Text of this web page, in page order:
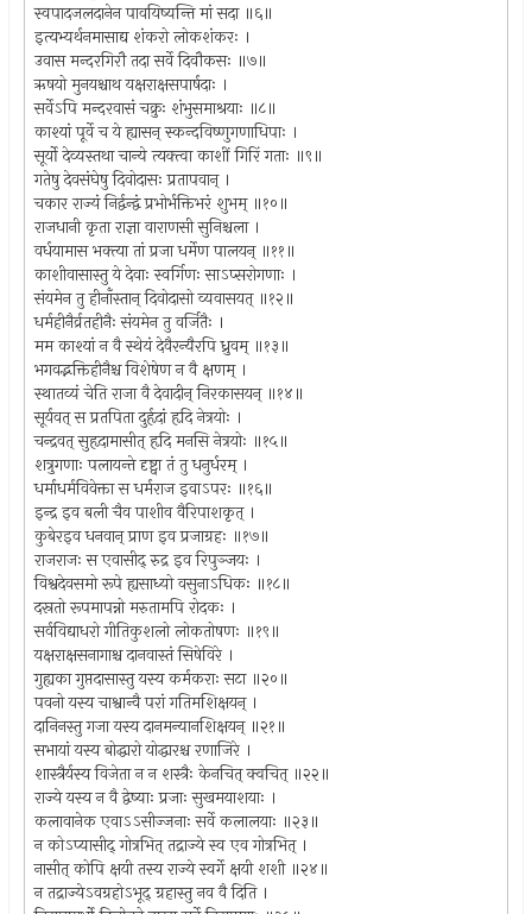
स्वपादजलदानेन पावयिष्यन्ति मां सदा ॥६॥
इत्यभ्यर्थनमासाद्य शंकरो लोकशंकरः ।
उवास मन्दरगिरौ तदा सर्वे दिवौकसः ॥७॥
ऋषयो मुनयश्चाथ यक्षराक्षसपार्षदाः ।
सर्वेऽपि मन्दरवासं चक्रुः शंभुसमाश्रयाः ॥८॥
काश्यां पूर्वे च ये ह्यासन् स्कन्दविष्णुगणाधिपाः ।
सूर्यो देव्यस्तथा चान्ये त्यक्त्वा काशीं गिरिं गताः ॥९॥
गतेषु देवसंघेषु दिवोदासः प्रतापवान् ।
चकार राज्यं निर्द्वन्द्वं प्रभोर्भक्तिभरं शुभम् ॥१०॥
राजधानी कृता राज्ञा वाराणसी सुनिश्चला ।
वर्धयामास भक्त्या तां प्रजा धर्मेण पालयन् ॥११॥
काशीवासास्तु ये देवाः स्वर्गिणः साऽप्सरोगणाः ।
संयमेन तु हीनाँस्तान् दिवोदासो व्यवासयत् ॥१२॥
धर्महीनैर्व्रतहीनैः संयमेन तु वर्जितैः ।
मम काश्यां न वै स्थेयं देवैरन्यैरपि ध्रुवम् ॥१३॥
भगवद्भक्तिहीनैश्च विशेषेण न वै क्षणम् ।
स्थातव्यं चेति राजा वै देवादीन् निरकासयन् ॥१४॥
सूर्यवत् स प्रतपिता दुर्हृदां हृदि नेत्रयोः ।
चन्द्रवत् सुहृदामासीत् हृदि मनसि नेत्रयोः ॥१५॥
शत्रुगणाः पलायन्ते दृष्ट्वा तं तु धनुर्धरम् ।
धर्माधर्मविवेक्ता स धर्मराज इवाऽपरः ॥१६॥
इन्द्र इव बली चैव पाशीव वैरिपाशकृत् ।
कुबेरइव धनवान् प्राण इव प्रजाग्रहः ॥१७॥
राजराजः स एवासीद् रुद्र इव रिपुञ्जयः ।
विश्वदेवसमो रूपे ह्यसाध्यो वसुनाऽधिकः ॥१८॥
दस्रतो रूपमापन्नो मरुतामपि रोदकः ।
सर्वविद्याधरो गीतिकुशलो लोकतोषणः ॥१९॥
यक्षराक्षसनागाश्च दानवास्तं सिषेविरे ।
गुह्यका गुप्तदासास्तु यस्य कर्मकराः सटा ॥२०॥
पवनो यस्य चाश्वान्वै परां गतिमशिक्षयन् ।
दानिनस्तु गजा यस्य दानमन्यानशिक्षयन् ॥२१॥
सभायां यस्य बोद्धारो योद्धारश्च रणाजिरे ।
शास्त्रैर्यस्य विजेता न न शस्त्रैः केनचित् क्वचित् ॥२२॥
राज्ये यस्य न वै द्वेष्याः प्रजाः सुखमयाशयाः ।
कलावानेक एवाऽऽसीज्जनाः सर्वे कलालयाः ॥२३॥
न कोऽप्यासीद् गोत्रभित् तद्राज्ये स्व एव गोत्रभित् ।
नासीत् कोपि क्षयी तस्य राज्ये स्वर्गे क्षयी शशी ॥२४॥
न तद्राज्येऽवग्रहोऽभूद् ग्रहास्तु नव वै दिति ।